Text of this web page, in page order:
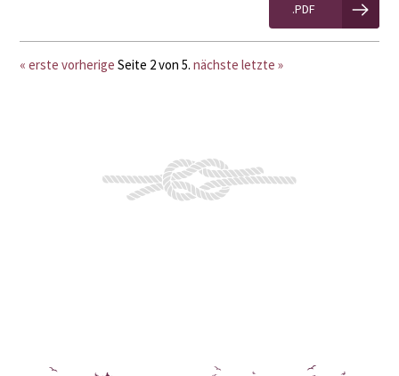
.PDF
« erste vorherige Seite 2 von 5. nächste letzte »